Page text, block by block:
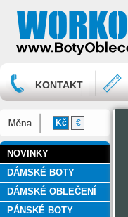
KONTAKT
Kč €
NOVINKY
DÁMSKÉ BOTY
DÁMSKÉ OBLEČENÍ
PÁNSKÉ BOTY